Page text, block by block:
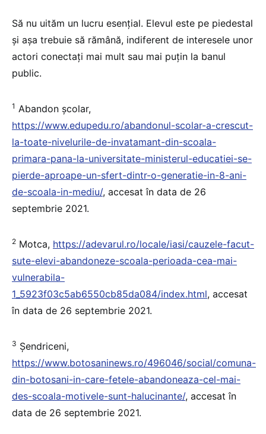
Să nu uităm un lucru esențial. Elevul este pe piedestal
și așa trebuie să rămână, indiferent de interesele unor
actori conectați mai mult sau mai puțin la banul
public.
1 Abandon școlar,
https://www.edupedu.ro/abandonul-scolar-a-crescut-
la-toate-nivelurile-de-invatamant-din-scoala-
primara-pana-la-universitate-ministerul-educatiei-se-
pierde-aproape-un-sfert-dintr-o-generatie-in-8-ani-
de-scoala-in-mediu/, accesat în data de 26
septembrie 2021.
2 Motca, https://adevarul.ro/locale/iasi/cauzele-facut-
sute-elevi-abandoneze-scoala-perioada-cea-mai-
vulnerabila-
1_5923f03c5ab6550cb85da084/index.html, accesat
în data de 26 septembrie 2021.
3 Șendriceni,
https://www.botosaninews.ro/496046/social/comuna-
din-botosani-in-care-fetele-abandoneaza-cel-mai-
des-scoala-motivele-sunt-halucinante/, accesat în
data de 26 septembrie 2021.